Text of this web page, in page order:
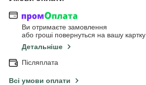
Ви отримаєте замовлення
або гроші повернуться на вашу картку
Детальніше
Післяплата
Всі умови оплати